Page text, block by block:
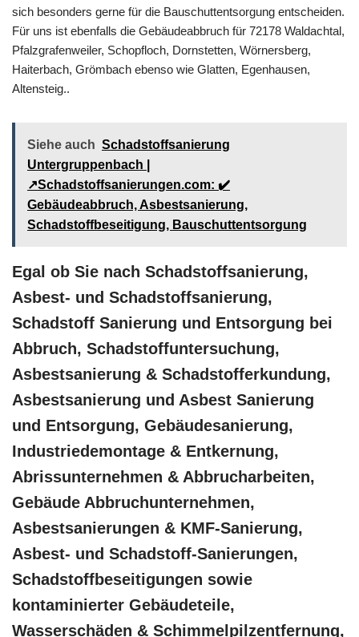
sich besonders gerne für die Bauschuttentsorgung entscheiden.
Für uns ist ebenfalls die Gebäudeabbruch für 72178 Waldachtal,
Pfalzgrafenweiler, Schopfloch, Dornstetten, Wörnersberg,
Haiterbach, Grömbach ebenso wie Glatten, Egenhausen,
Altensteig..
Siehe auch Schadstoffsanierung
Untergruppenbach |
↗️Schadstoffsanierungen.com: ✔️
Gebäudeabbruch, Asbestsanierung,
Schadstoffbeseitigung, Bauschuttentsorgung
Egal ob Sie nach Schadstoffsanierung,
Asbest- und Schadstoffsanierung,
Schadstoff Sanierung und Entsorgung bei
Abbruch, Schadstoffuntersuchung,
Asbestsanierung & Schadstofferkundung,
Asbestsanierung und Asbest Sanierung
und Entsorgung, Gebäudesanierung,
Industriedemontage & Entkernung,
Abrissunternehmen & Abbrucharbeiten,
Gebäude Abbruchunternehmen,
Asbestsanierungen & KMF-Sanierung,
Asbest- und Schadstoff-Sanierungen,
Schadstoffbeseitigungen sowie
kontaminierter Gebäudeteile,
Wasserschäden & Schimmelpilzentfernung,